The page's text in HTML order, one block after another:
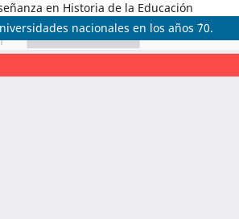
en Historia de la Educación
nacionales en los años ´70.